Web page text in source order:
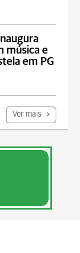
música e
em PG
Ver mais